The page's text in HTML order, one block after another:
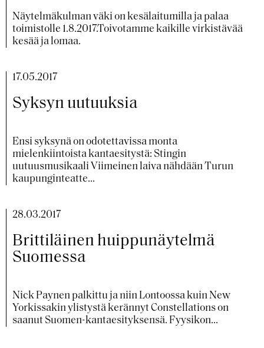
Näytelmäkulman väki on kesälaitumilla ja palaa
toimistolle 1.8.2017.Toivotamme kaikille virkistävää
kesää ja lomaa.
17.05.2017
Syksyn uutuuksia
Ensi syksynä on odotettavissa monta
mielenkiintoista kantaesitystä: Stingin
uutuusmusikaali Viimeinen laiva nähdään Turun
kaupunginteatte...
28.03.2017
Brittiläinen huippunäytelmä
Suomessa
Nick Paynen palkittu ja niin Lontoossa kuin New
Yorkissakin ylistystä kerännyt Constellations on
saanut Suomen-kantaesityksensä. Fyysikon...